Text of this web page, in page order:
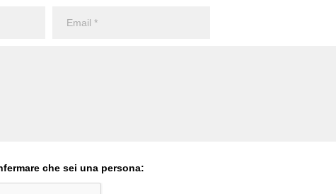
che sei una persona: